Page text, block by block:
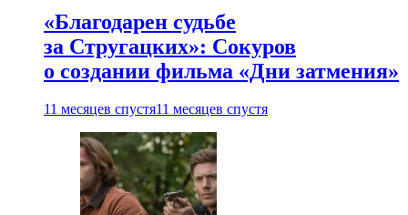
«Благодарен судьбе
за Стругацких»: Сокуров
о создании фильма «Дни затмения»
11 месяцев спустя11 месяцев спустя